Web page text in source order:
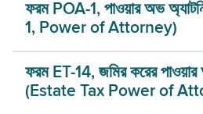
ফরম POA-1, পাওয়ার অভ
1, Power of Attorney)
ফরম ET-14, জমির করের পাওয়ার
(Estate Tax Power of